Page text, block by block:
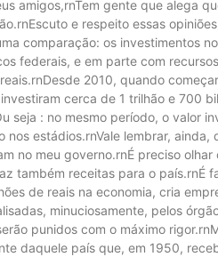
amigos,rnTem gente que alega
e respeito essas
comparação: os investimentos
federais, e em parte com
2010, quando
cerca de 1 trilhão e 700
seja : no mesmo período, o valor
nos estádios.rnVale lembrar,
no meu governo.rnÉ preciso
também receitas para o país.rnÉ
de reais na economia, cria
minuciosamente, pelos
punidos com o máximo
daquele país que, em 1950,